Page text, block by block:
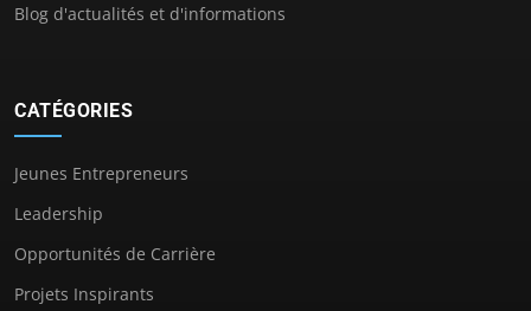
Blog d'actualités et d'informations
CATÉGORIES
Jeunes Entrepreneurs
Leadership
Opportunités de Carrière
Projets Inspirants